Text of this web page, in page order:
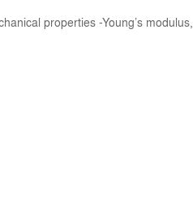
properties -Young’s modulus,